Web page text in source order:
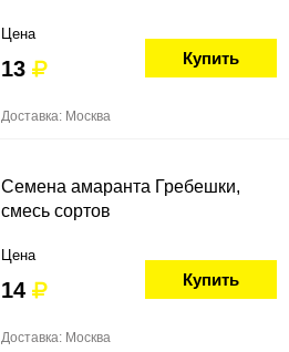
Цена
13 Купить
Доставка: Москва
Семена амаранта Гребешки,
смесь сортов
Цена
14 Купить
Доставка: Москва